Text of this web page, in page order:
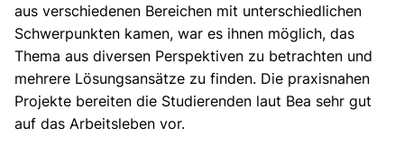
aus verschiedenen Bereichen mit unterschiedlichen
Schwerpunkten kamen, war es ihnen möglich, das
Thema aus diversen Perspektiven zu betrachten und
mehrere Lösungsansätze zu finden. Die praxisnahen
Projekte bereiten die Studierenden laut Bea sehr gut
auf das Arbeitsleben vor.